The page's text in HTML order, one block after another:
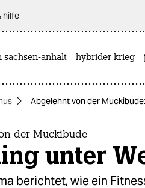
hilfe
sachsen-anhalt hybrider krieg
Abgelehnt von der
der Muckibude
unter
berichtet, wie ein